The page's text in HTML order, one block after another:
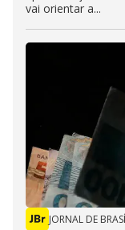
vai orientar a...
JORNAL DE